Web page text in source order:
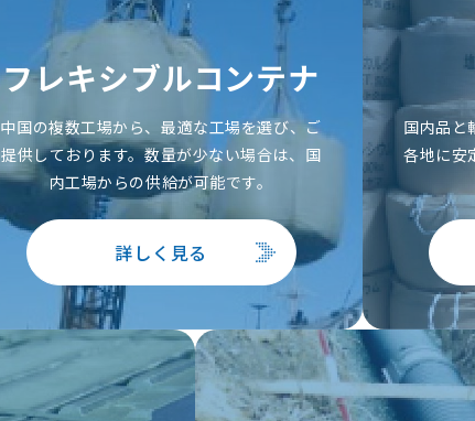
フレキシブルコンテナ
中国の複数工場から、最適な工場を選び、ご
提供しております。数量が少ない場合は、国
内工場からの供給が可能です。
詳しく見る
国内品と
各地に安